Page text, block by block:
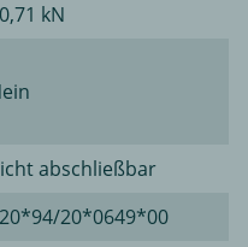
kN
abschließbar
20*0649*00